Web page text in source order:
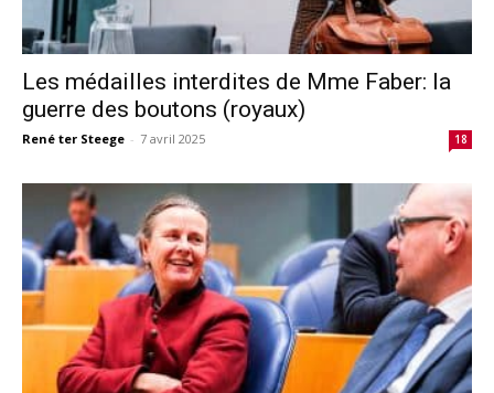
Les médailles interdites de Mme Faber: la
guerre des boutons (royaux)
René ter Steege - 7 avril 2025 18